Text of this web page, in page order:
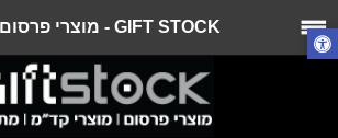
GIFT STOCK - מוצרי פרסום ומ...